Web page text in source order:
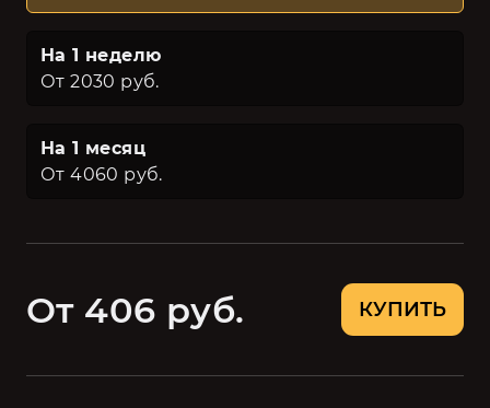
На 1 неделю
От 2030 руб.
На 1 месяц
От 4060 руб.
КУПИТЬ
От 406 руб.